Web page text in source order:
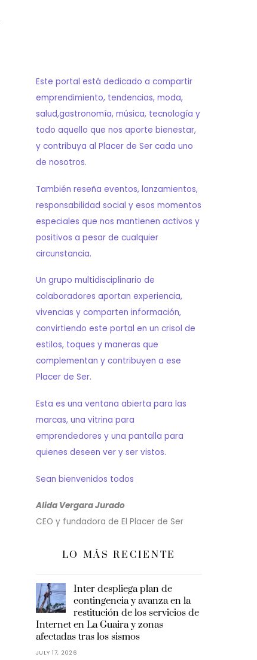
Este portal está dedicado a compartir
emprendimiento, tendencias, moda,
salud,gastronomía, música, tecnología y
todo aquello que nos aporte bienestar,
y contribuya al Placer de Ser cada uno
de nosotros.
También reseña eventos, lanzamientos,
responsabilidad social y esos momentos
especiales que nos mantienen activos y
positivos a pesar de cualquier
circunstancia.
Un grupo multidisciplinario de
colaboradores aportan experiencia,
vivencias y comparten información,
convirtiendo este portal en un crisol de
estilos, toques y maneras que
complementan y contribuyen a ese
Placer de Ser.
Esta es una ventana abierta para las
marcas, una vitrina para
emprendedores y una pantalla para
quienes deseen ver y ser vistos.
Sean bienvenidos todos
Alida Vergara Jurado
CEO y fundadora de El Placer de Ser
LO MÁS RECIENTE
Inter despliega plan de
contingencia y avanza en la
restitución de los servicios de
Internet en La Guaira y zonas
afectadas tras los sismos
JULY 17, 2026